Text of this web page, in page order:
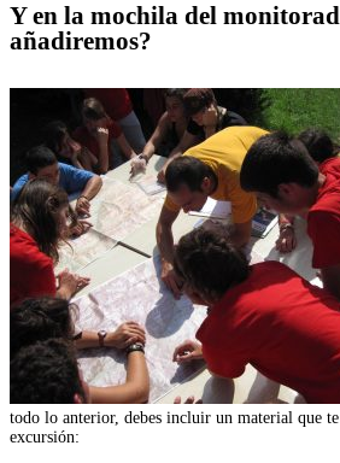
Y en la mochila del
añadiremos?
todo lo anterior, debes incluir un material que
excursión: